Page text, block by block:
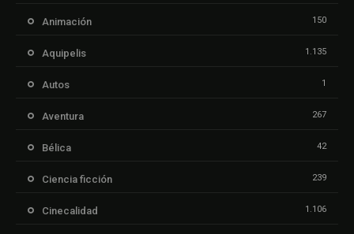
Animación 150
Aquipelis 1.135
Autos 1
Aventura 267
Bélica 42
Ciencia ficción 239
Cinecalidad 1.106